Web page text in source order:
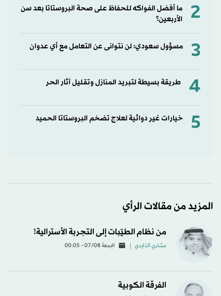
2
ما أفضل الفواكه للحفاظ على صحة البروستاتا بعد سن
الأربعين؟
3 مسؤول سعودي: لن نتوانى عن التعامل مع أي عدوان
4 طريقة بسيطة لتبريد المنازل وتقليل آثار الحر
5 خيارات غير دوائية لعلاج تضخم البروستاتا الحميد
المزيد من مقالات الرأي
من نظام الطيّبات إلى التجربة الأسترالية!
مشاري الذايدي الجمعة 07/08 - 00:05
الفرقة الكوبية